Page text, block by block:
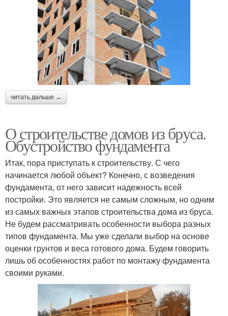
читать дальше →
О строительстве домов из бруса.
Обустройство фундамента
Итак, пора приступать к строительству. С чего
начинается любой объект? Конечно, с возведения
фундамента, от него зависит надежность всей
постройки. Это является не самым сложным, но одним
из самых важных этапов строительства дома из бруса.
Не будем рассматривать особенности выбора разных
типов фундамента. Мы уже сделали выбор на основе
оценки грунтов и веса готового дома. Будем говорить
лишь об особенностях работ по монтажу фундамента
своими руками.